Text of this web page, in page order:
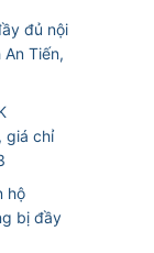
đủ nội
Tiến,
giá chỉ
hộ
bị đầy